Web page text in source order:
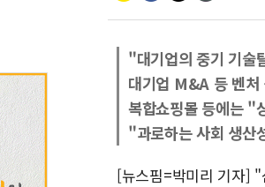
"대기업의 중기 기술
대기업 M&A 등 벤처
복합쇼핑몰 등에는 "
"과로하는 사회 생산
[뉴스핌=박미리 기자]